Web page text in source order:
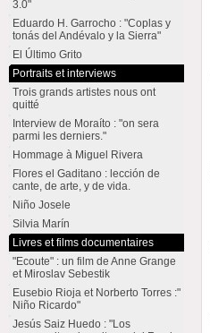
3.0"
Eduardo H. Garrocho : "Coplas y
tonás del Andévalo y la Sierra"
El Último Grito
Portraits et interviews
Trois grands artistes nous ont
quitté
Interview de Moraíto : "on sera
parmi les derniers."
Hommage à Miguel Rivera
Flores el Gaditano : lección de
cante, de arte, y de vida.
Niño Josele
Silvia Marín
Livres et films documentaires
"Ecoute" : un film de Anne Grange
et Miroslav Sebestik
Eusebio Rioja et Norberto Torres :"
Niño Ricardo"
Jesús Saiz Huedo : "Los